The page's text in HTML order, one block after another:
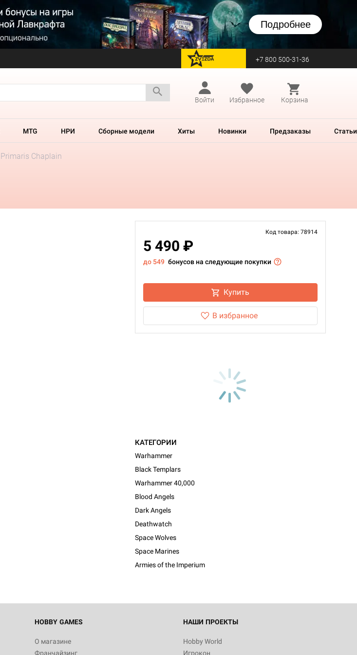
Подробнее
перейти на Zvezda +7 800 500-31-36
Войти
Избранное Корзина
MTG НРИ Сборные модели Хиты Новинки Предзаказы Статьи
Primaris Chaplain
Код товара: 78914
5 490 ₽
до 549 бонусов на следующие покупки
Купить
В избранное
КАТЕГОРИИ
Warhammer
Black Templars
Warhammer 40,000
Blood Angels
Dark Angels
Deathwatch
Space Wolves
Space Marines
Armies of the Imperium
HOBBY GAMES
О магазине
Франчайзинг
НАШИ ПРОЕКТЫ
Hobby World
Игрокон
"Мир фантастики. Спецвыпуск: Братья
империи: Боевая тревога
799